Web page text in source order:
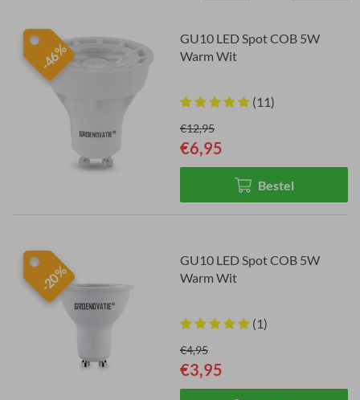
-46%
GU10 LED Spot COB 5W
Warm Wit
(11)
€12,95
€6,95
Bestel
-20%
GU10 LED Spot COB 5W
Warm Wit
(1)
€4,95
€3,95